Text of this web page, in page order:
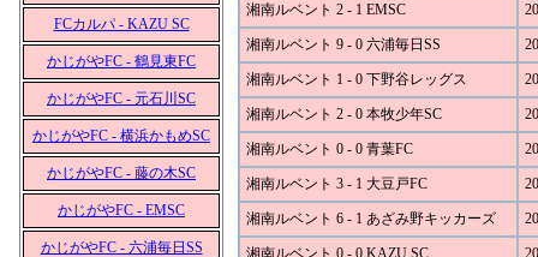
FCカルパ - KAZU SC
かじがやFC - 鶴見東FC
かじがやFC - 元石川SC
かじがやFC - 横浜かもめSC
かじがやFC - 藤の木SC
かじがやFC - EMSC
かじがやFC - 六浦毎日SS
湘南ルベント 2 - 1 EMSC
湘南ルベント 9 - 0 六浦毎日SS
湘南ルベント 1 - 0 下野谷レッグス
湘南ルベント 2 - 0 本牧少年SC
湘南ルベント 0 - 0 青葉FC
湘南ルベント 3 - 1 大豆戸FC
湘南ルベント 6 - 1 あざみ野キッカーズ
湘南ルベント 0 - 0 KAZU SC